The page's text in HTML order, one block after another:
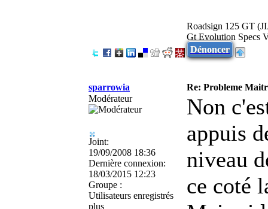
Roadsign 125 GT
Gt Evolution Specs
Dénoncer
sparrowia
Re: Probleme
Modérateur
Joint:
19/09/2008 18:36
Dernière connexion:
18/03/2015 12:23
Groupe :
Utilisateurs enregistrés
plus
Non
appuis
niveau
ce coté